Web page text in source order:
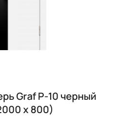
Graf P-10 черный
х 800)